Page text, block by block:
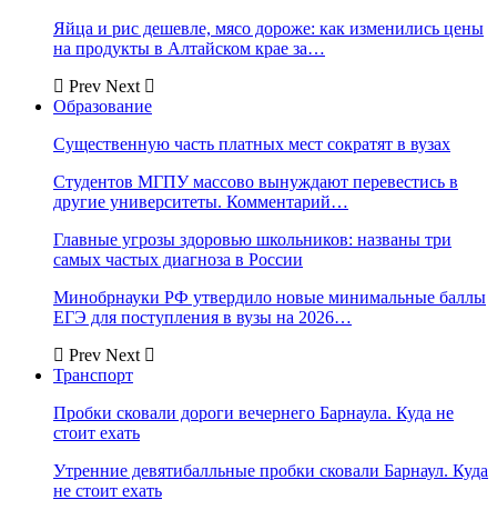
Яйца и рис дешевле, мясо дороже: как изменились цены
на продукты в Алтайском крае за…
Prev Next
Образование
Существенную часть платных мест сократят в вузах
Студентов МГПУ массово вынуждают перевестись в
другие университеты. Комментарий…
Главные угрозы здоровью школьников: названы три
самых частых диагноза в России
Минобрнауки РФ утвердило новые минимальные баллы
ЕГЭ для поступления в вузы на 2026…
Prev Next
Транспорт
Пробки сковали дороги вечернего Барнаула. Куда не
стоит ехать
Утренние девятибалльные пробки сковали Барнаул. Куда
не стоит ехать